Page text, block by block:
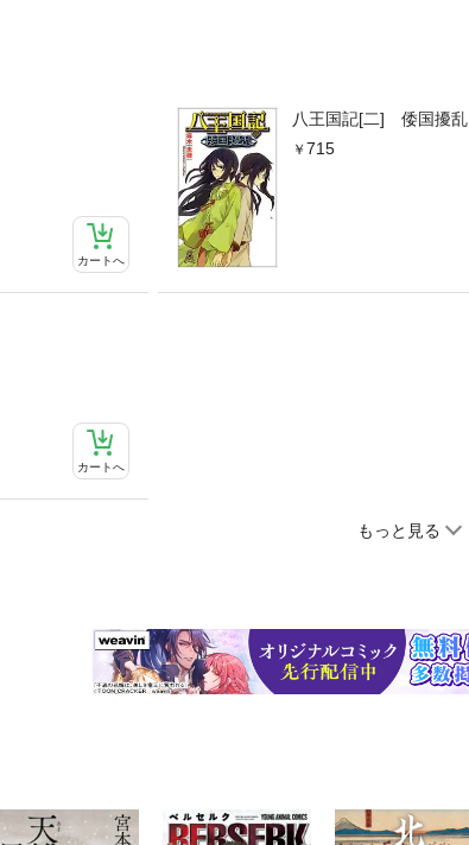
カートへ
八王国記[二] 倭国擾乱
715
カートへ
もっと見る